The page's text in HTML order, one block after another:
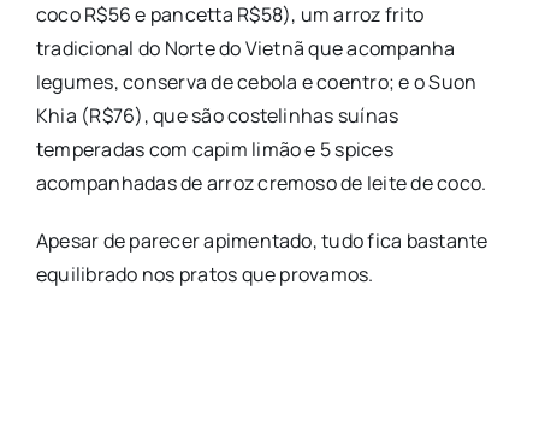
coco R$56 e pancetta R$58), um arroz frito
tradicional do Norte do Vietnã que acompanha
legumes, conserva de cebola e coentro; e o Suon
Khia (R$76), que são costelinhas suínas
temperadas com capim limão e 5 spices
acompanhadas de arroz cremoso de leite de coco.
Apesar de parecer apimentado, tudo fica bastante
equilibrado nos pratos que provamos.